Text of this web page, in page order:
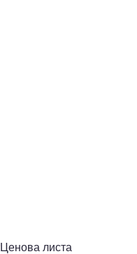
Ценова листа